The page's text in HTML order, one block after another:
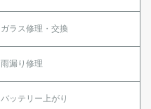
ガラス修理・交換
雨漏り修理
バッテリー上がり